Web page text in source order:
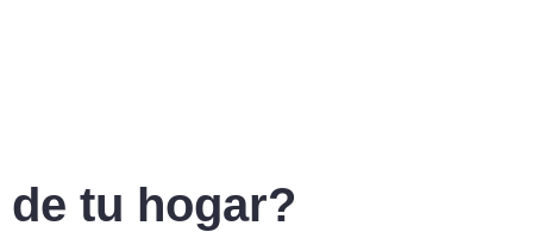
tu hogar?